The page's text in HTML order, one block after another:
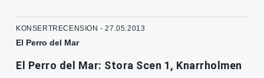
KONSERTRECENSION - 27.05.2013
El Perro del Mar
El Perro del Mar: Stora Scen 1, Knarrholmen